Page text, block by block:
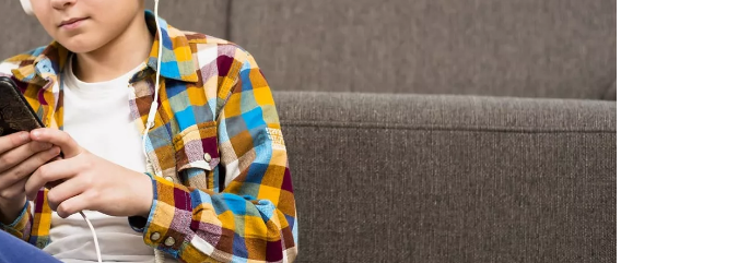
BMW BIZNIS LIGA
BIZLIFE WEEK
IZJAVA GODINE
IZJAVA GODINE